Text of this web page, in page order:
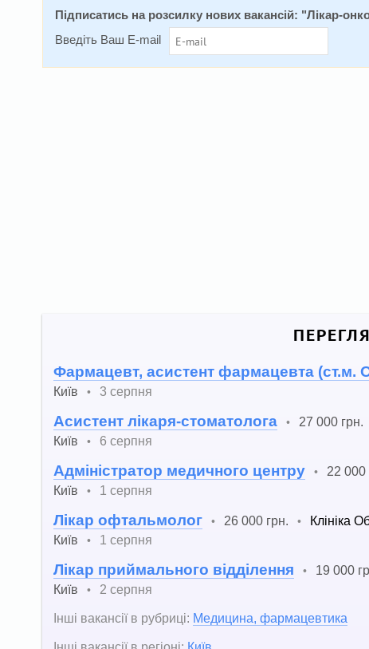
Підписатись на розсилку нових вакансій: "Лікар-
Введіть Ваш E-mail
Фармацевт, асистент фармацевта (ст.м.
Київ
• 3 серпня
Асистент лікаря-стоматолога • 27 000 грн.
Київ
• 6 серпня
Адміністратор медичного центру • 22 000
Київ
• 1 серпня
Лікар офтальмолог • 26 000 грн. •
Клініка
Київ
• 1 серпня
Лікар приймального відділення • 19 000
Київ
•
2 серпня
Інші вакансії в рубриці: Медицина, фармацевтика